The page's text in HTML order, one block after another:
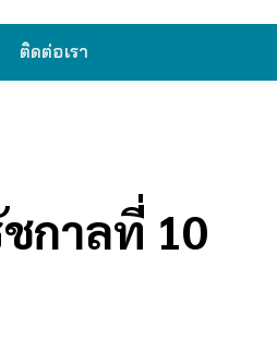
ติดต่อเรา
กาลที่ 10